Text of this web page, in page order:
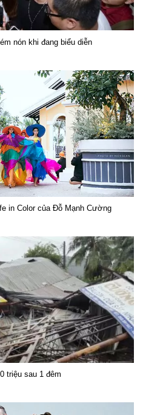
nón khi đang biểu diễn
in Color của Đỗ Mạnh Cường
triệu sau 1 đêm